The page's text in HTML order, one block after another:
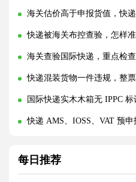
海关估价高于申报货值，快
快递被海关布控查验，怎样
海关查验国际快递，重点检
快递混装货物一件违规，整
国际快递实木木箱无 IPPC
快递 AMS、IOSS、VAT 预
每日推荐